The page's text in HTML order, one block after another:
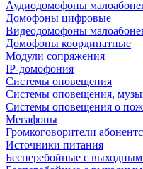
Аудиодомофоны
Домофоны цифровые
Видеодомофоны
Домофоны координатные
Модули сопряжения
IP-домофония
Системы оповещения
Системы оповещения,
Системы оповещения о
Мегафоны
Громкоговорители
Источники питания
Бесперебойные с